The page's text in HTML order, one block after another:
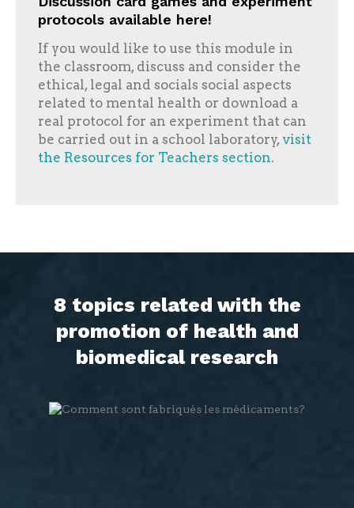
protocols available here!
If you would like to use this module in
the classroom, discuss and consider the
ethical, legal and socials social aspects
related to mental health or download a
real protocol for an experiment that can
be carried out in a school laboratory, visit
the Resources for Teachers section.
8 topics related with the
promotion of health and
biomedical research